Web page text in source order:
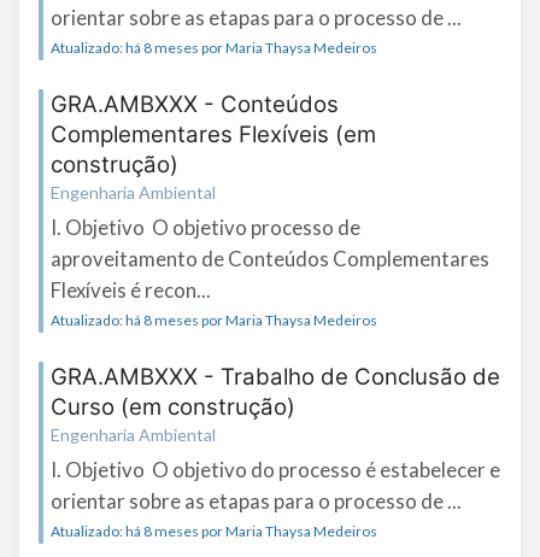
orientar sobre as etapas para o processo de ...
Atualizado: há 8 meses por Maria Thaysa Medeiros
GRA.AMBXXX - Conteúdos
Complementares Flexíveis (em
construção)
Engenharia Ambiental
I. Objetivo O objetivo processo de
aproveitamento de Conteúdos Complementares
Flexíveis é recon...
Atualizado: há 8 meses por Maria Thaysa Medeiros
GRA.AMBXXX - Trabalho de Conclusão de
Curso (em construção)
Engenharia Ambiental
I. Objetivo O objetivo do processo é estabelecer e
orientar sobre as etapas para o processo de ...
Atualizado: há 8 meses por Maria Thaysa Medeiros